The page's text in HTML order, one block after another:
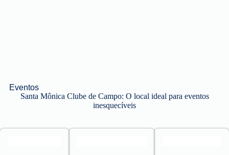
Eventos
Santa Mônica Clube de Campo: O local ideal para eventos
inesquecíveis